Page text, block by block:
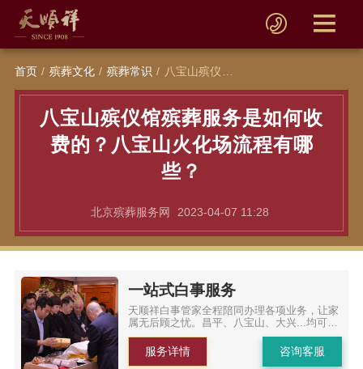
首页 殡葬文化 殡葬常识 八宝山殡仪馆殡葬服务是如何收费的？八宝山火化场流程有哪些？
八宝山殡仪馆殡葬服务是如何收
费的？八宝山火化场流程有哪
些？
北京殡葬服务网 2023-04-07 11:28
一站式白事服务
天顺祥白事管家全程陪同办理各项业务，让家
属无后顾之忧。昌平、八宝山、大兴...均可办
理
服务详情 咨询客服